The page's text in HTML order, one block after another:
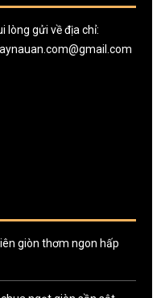
lòng gửi về địa chỉ:
giòn thơm ngon hấp